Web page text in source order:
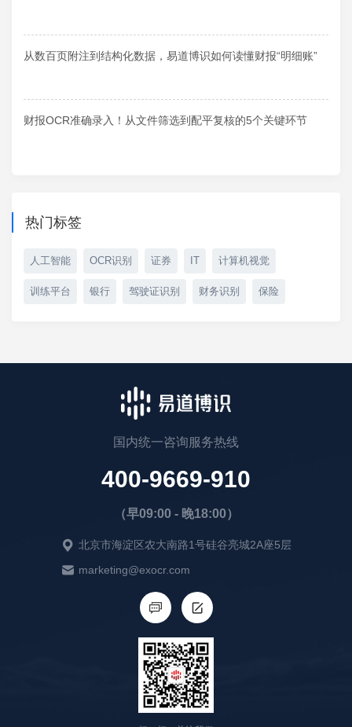
从数百页附注到结构化数据，易道博识如何读懂财报“明细账”
财报OCR准确录入！从文件筛选到配平复核的5个关键环节
热门标签
人工智能 OCR识别 证券 IT 计算机视觉
训练平台 银行 驾驶证识别 财务识别 保险
国内统一咨询服务热线
400-9669-910
（早09:00 - 晚18:00）
北京市海淀区农大南路1号硅谷亮城2A座5层
marketing@exocr.com